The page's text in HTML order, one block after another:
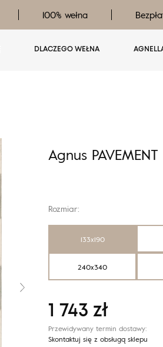
100% wełna
DLACZEGO WEŁNA
Agnus
Rozmiar:
133x190
240x340
1 743 zł
Przewidywany termin dostawy:
Skontaktuj się z obsługą sklepu